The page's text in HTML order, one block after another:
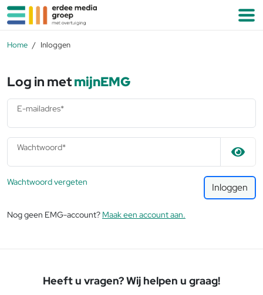
Ga naar de inhoud
Home Inloggen
Log in metmijnEMG
E-mailadres*
Wachtwoord*
Wachtwoord vergeten Inloggen
Nog geen EMG-account? Maak een account aan.
Heeft u vragen? Wij helpen u graag!